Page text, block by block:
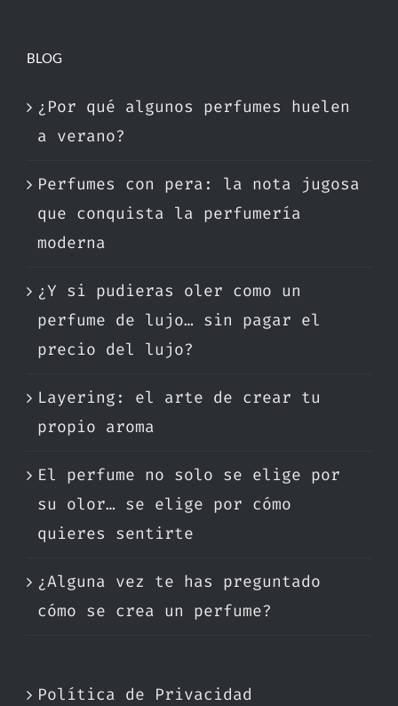
BLOG
¿Por qué algunos perfumes huelen
a verano?
Perfumes con pera: la nota jugosa
que conquista la perfumería
moderna
¿Y si pudieras oler como un
perfume de lujo… sin pagar el
precio del lujo?
Layering: el arte de crear tu
propio aroma
El perfume no solo se elige por
su olor… se elige por cómo
quieres sentirte
¿Alguna vez te has preguntado
cómo se crea un perfume?
Política de Privacidad